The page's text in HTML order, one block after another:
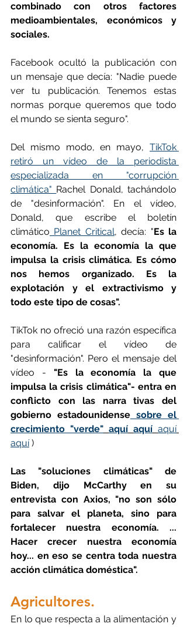
combinado con otros factores
medioambientales, económicos y
sociales.
Facebook ocultó la publicación con
un mensaje que decía: "Nadie puede
ver tu publicación. Tenemos estas
normas porque queremos que todo
el mundo se sienta seguro".
Del mismo modo, en mayo, TikTok
retiró un vídeo de la periodista
especializada en "corrupción
climática" Rachel Donald, tachándolo
de "desinformación". En el vídeo,
Donald, que escribe el boletín
climático Planet Critical, decía: "Es la
economía. Es la economía la que
impulsa la crisis climática. Es cómo
nos hemos organizado. Es la
explotación y el extractivismo y
todo este tipo de cosas".
TikTok no ofreció una razón específica
para calificar el vídeo de
"desinformación". Pero el mensaje del
vídeo - "Es la economía la que
impulsa la crisis climática"- entra en
conflicto con las narra tivas del
gobierno estadounidense sobre el
crecimiento "verde" aquí aquí aquí
aquí )
Las "soluciones climáticas" de
Biden, dijo McCarthy en su
entrevista con Axios, "no son sólo
para salvar el planeta, sino para
fortalecer nuestra economía. ...
Hacer crecer nuestra economía
hoy... en eso se centra toda nuestra
acción climática doméstica".
Agricultores.
En lo que respecta a la alimentación y